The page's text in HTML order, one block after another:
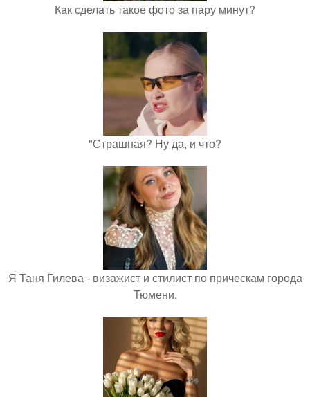
Как сделать такое фото за пару минут?
"Страшная? Ну да, и что?
Я Таня Гилева - визажист и стилист по прическам города
Тюмени.